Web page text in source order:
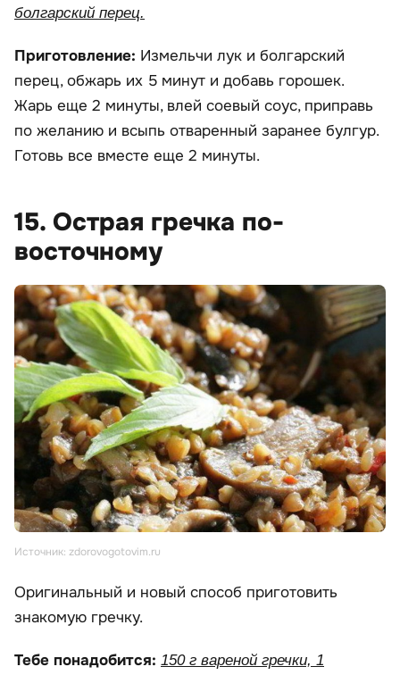
болгарский перец.
Приготовление: Измельчи лук и болгарский
перец, обжарь их 5 минут и добавь горошек.
Жарь еще 2 минуты, влей соевый соус, приправь
по желанию и всыпь отваренный заранее булгур.
Готовь все вместе еще 2 минуты.
15. Острая гречка по-
восточному
Источник: zdorovogotovim.ru
Оригинальный и новый способ приготовить
знакомую гречку.
Тебе понадобится: 150 г вареной гречки, 1